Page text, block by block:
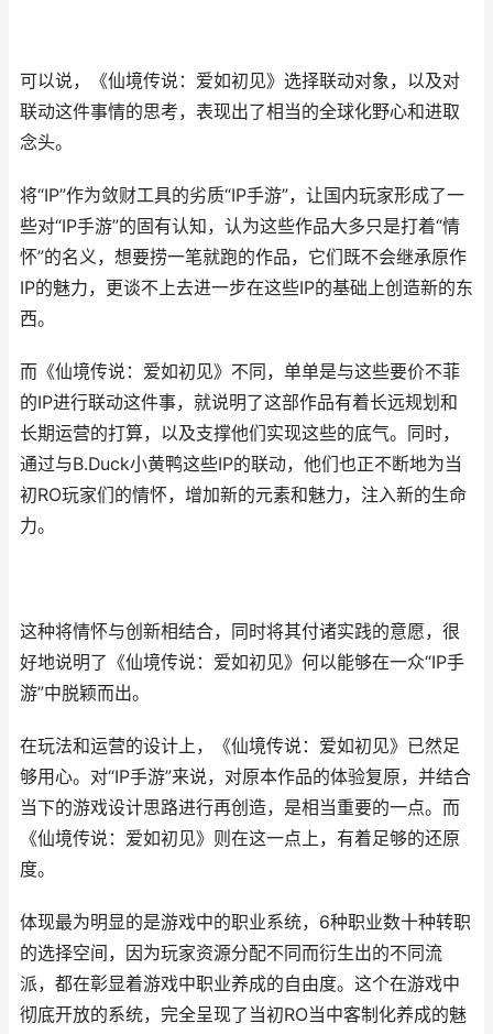
可以说，《仙境传说：爱如初见》选择联动对象，以及对
联动这件事情的思考，表现出了相当的全球化野心和进取
念头。
将“IP”作为敛财工具的劣质“IP手游”，让国内玩家形成了一
些对“IP手游”的固有认知，认为这些作品大多只是打着“情
怀”的名义，想要捞一笔就跑的作品，它们既不会继承原作
IP的魅力，更谈不上去进一步在这些IP的基础上创造新的东
西。
而《仙境传说：爱如初见》不同，单单是与这些要价不菲
的IP进行联动这件事，就说明了这部作品有着长远规划和
长期运营的打算，以及支撑他们实现这些的底气。同时，
通过与B.Duck小黄鸭这些IP的联动，他们也正不断地为当
初RO玩家们的情怀，增加新的元素和魅力，注入新的生命
力。
这种将情怀与创新相结合，同时将其付诸实践的意愿，很
好地说明了《仙境传说：爱如初见》何以能够在一众“IP手
游”中脱颖而出。
在玩法和运营的设计上，《仙境传说：爱如初见》已然足
够用心。对“IP手游”来说，对原本作品的体验复原，并结合
当下的游戏设计思路进行再创造，是相当重要的一点。而
《仙境传说：爱如初见》则在这一点上，有着足够的还原
度。
体现最为明显的是游戏中的职业系统，6种职业数十种转职
的选择空间，因为玩家资源分配不同而衍生出的不同流
派，都在彰显着游戏中职业养成的自由度。这个在游戏中
彻底开放的系统，完全呈现了当初RO当中客制化养成的魅